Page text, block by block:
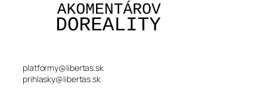
platformy@libertas.sk
prihlasky@libertas.sk